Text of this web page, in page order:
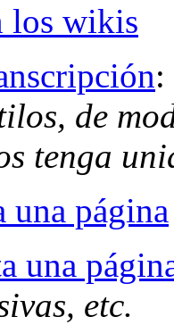
los wikis
:
de
tenga
una página
una
etc.